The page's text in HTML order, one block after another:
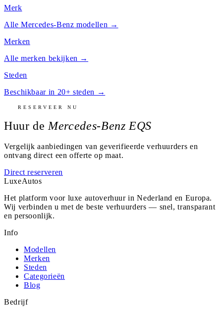
Merk
AlleMercedes-Benz modellen →
Merken
Alle merken bekijken →
Steden
Beschikbaar in 20+ steden →
RESERVEER NU
Huur deMercedes-Benz EQS
Vergelijk aanbiedingen van geverifieerde verhuurders en
ontvang direct een offerte op maat.
Direct reserveren
LuxeAutos
Het platform voor luxe autoverhuur in Nederland en Europa.
Wij verbinden u met de beste verhuurders — snel, transparant
en persoonlijk.
Info
Modellen
Merken
Steden
Categorieën
Blog
Bedrijf